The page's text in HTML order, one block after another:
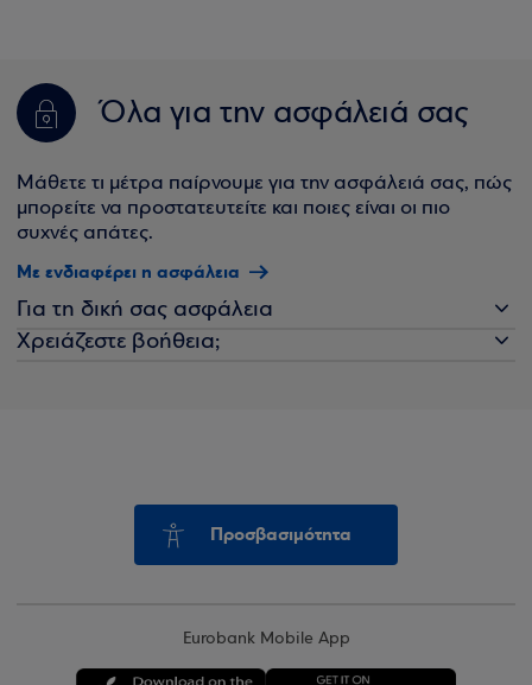
Όλα για την ασφάλειά σας
Μάθετε τι μέτρα παίρνουμε για την ασφάλειά σας, πώς
μπορείτε να προστατευτείτε και ποιες είναι οι πιο
συχνές απάτες.
Με ενδιαφέρει η ασφάλεια
Για τη δική σας ασφάλεια
Χρειάζεστε βοήθεια;
Προσβασιμότητα
Eurobank Mobile App